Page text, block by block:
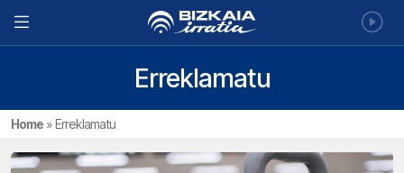
Erreklamatu
Home »Erreklamatu